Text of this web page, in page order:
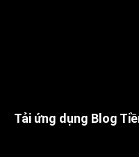
Tải ứng dụng Blog